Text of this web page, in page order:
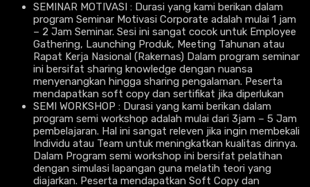
SEMINAR MOTIVASI : Durasi yang kami berikan dalam
program Seminar Motivasi Corporate adalah mulai 1 jam
– 2 Jam Seminar. Sesi ini sangat cocok untuk Employee
Gathering, Launching Produk, Meeting Tahunan atau
Rapat Kerja Nasional (Rakernas) Dalam program seminar
ini bersifat sharing knowledge dengan nuansa
menyenangkan hingga sharing pengalaman. Peserta
mendapatkan soft copy dan sertifikat jika diperlukan
SEMI WORKSHOP : Durasi yang kami berikan dalam
program semi workshop adalah mulai dari 3jam – 5 Jam
pembelajaran. Hal ini sangat releven jika ingin membekali
Individu atau Team untuk meningkatkan kualitas dirinya.
Dalam Program semi workshop ini bersifat pelatihan
dengan simulasi lapangan guna melatih teori yang
diajarkan. Peserta mendapatkan Soft Copy dan